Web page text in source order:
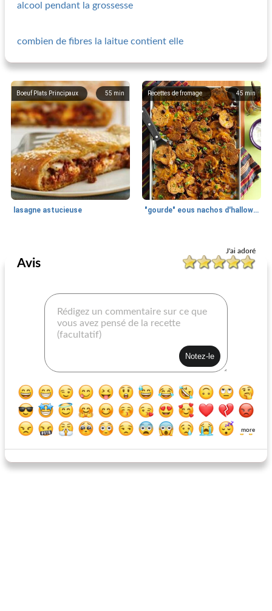
alcool pendant la grossesse
combien de fibres la laitue contient elle
55 min
Boeuf Plats Principaux
lasagne astucieuse
45 min
Recettes de fromage
"gourde" eous nachos d'halloween
petit déjeuner en pain facile comme pizza
J'ai adoré
Avis
more